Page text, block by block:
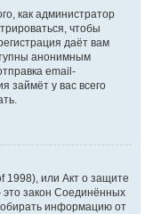
как администратор
чтобы
даёт вам
анонимным
email-
займёт у вас всего
1998), или Акт о защите
это закон Соединённых
информацию от